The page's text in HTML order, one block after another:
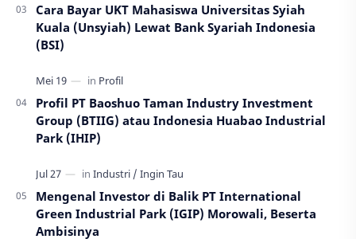
Cara Bayar UKT Mahasiswa Universitas Syiah
Kuala (Unsyiah) Lewat Bank Syariah Indonesia
(BSI)
Profil PT Baoshuo Taman Industry Investment
Group (BTIIG) atau Indonesia Huabao Industrial
Park (IHIP)
Mengenal Investor di Balik PT International
Green Industrial Park (IGIP) Morowali, Beserta
Ambisinya